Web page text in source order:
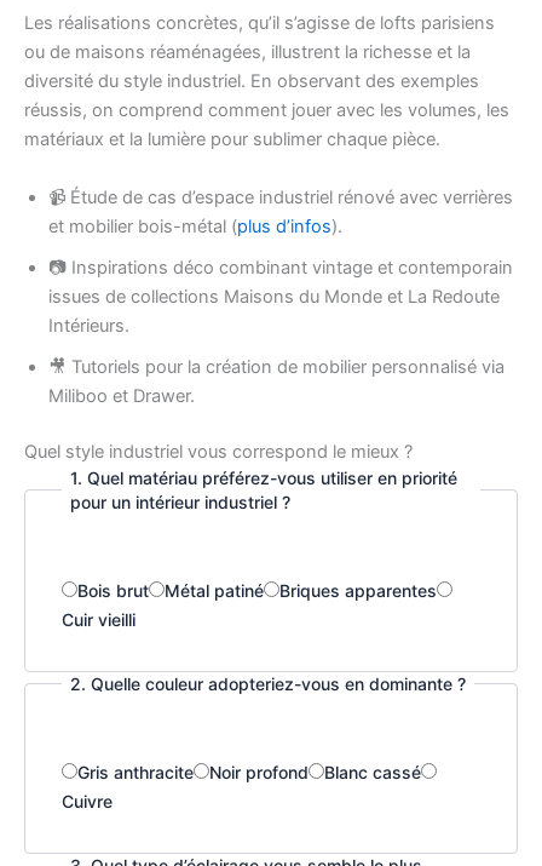
Les réalisations concrètes, qu’il s’agisse de lofts parisiens
ou de maisons réaménagées, illustrent la richesse et la
diversité du style industriel. En observant des exemples
réussis, on comprend comment jouer avec les volumes, les
matériaux et la lumière pour sublimer chaque pièce.
📹 Étude de cas d’espace industriel rénové avec verrières
et mobilier bois-métal (plus d’infos).
📷 Inspirations déco combinant vintage et contemporain
issues de collections Maisons du Monde et La Redoute
Intérieurs.
🎥 Tutoriels pour la création de mobilier personnalisé via
Miliboo et Drawer.
Quel style industriel vous correspond le mieux ?
1. Quel matériau préférez-vous utiliser en priorité
pour un intérieur industriel ?
Bois brut Métal patiné
Briques apparentes
Cuir vieilli
2. Quelle couleur adopteriez-vous en dominante ?
Gris anthracite Noir profond
Blanc cassé
Cuivre